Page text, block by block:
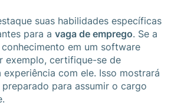
suas habilidades específicas
para a vaga de emprego. Se a
em um software
exemplo, certifique-se de
experiência com ele. Isso mostrará
para assumir o cargo